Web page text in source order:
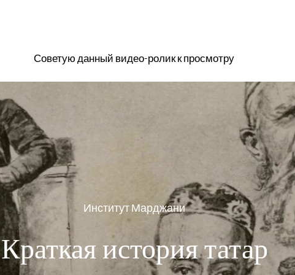
Советую данный видео-ролик к просмотру
Институт Марджани
Краткая история татар